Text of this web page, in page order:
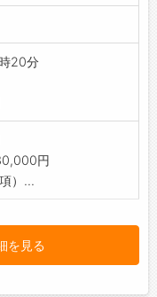
20分
円
）...
を見る